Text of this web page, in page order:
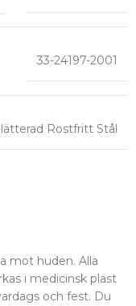
33-24197-2001
Rostfritt Stål
mot huden. Alla
i medicinsk plast
och fest. Du